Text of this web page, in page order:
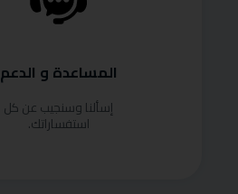
المساعدة و الدعم
إسألنا وسنجيب عن كل
استفساراتك.